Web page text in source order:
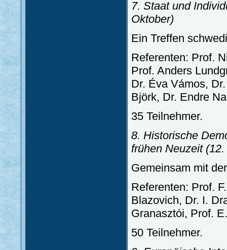
7. Staat und
Oktober)
Ein Treffen
Referenten: Prof.
Prof. Anders
Dr. Éva Vámos,
Björk, Dr. Endre
35 Teilnehmer.
8. Historische
frühen Neuzeit
Gemeinsam mit
Referenten: Prof.
Blazovich, Dr. I.
Granasztói, Prof.
50 Teilnehmer.